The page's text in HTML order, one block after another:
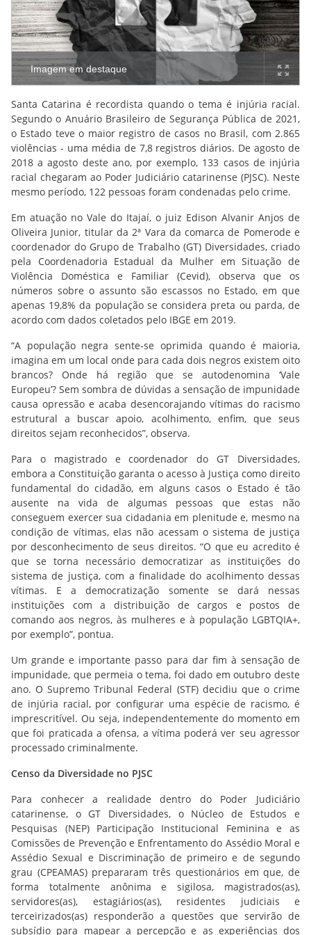
Imagem em destaque
Santa Catarina é recordista quando o tema é injúria racial.
Segundo o Anuário Brasileiro de Segurança Pública de 2021,
o Estado teve o maior registro de casos no Brasil, com 2.865
violências - uma média de 7,8 registros diários. De agosto de
2018 a agosto deste ano, por exemplo, 133 casos de injúria
racial chegaram ao Poder Judiciário catarinense (PJSC). Neste
mesmo período, 122 pessoas foram condenadas pelo crime.
Em atuação no Vale do Itajaí, o juiz Edison Alvanir Anjos de
Oliveira Junior, titular da 2ª Vara da comarca de Pomerode e
coordenador do Grupo de Trabalho (GT) Diversidades, criado
pela Coordenadoria Estadual da Mulher em Situação de
Violência Doméstica e Familiar (Cevid), observa que os
números sobre o assunto são escassos no Estado, em que
apenas 19,8% da população se considera preta ou parda, de
acordo com dados coletados pelo IBGE em 2019.
“A população negra sente-se oprimida quando é maioria,
imagina em um local onde para cada dois negros existem oito
brancos? Onde há região que se autodenomina ‘Vale
Europeu’? Sem sombra de dúvidas a sensação de impunidade
causa opressão e acaba desencorajando vítimas do racismo
estrutural a buscar apoio, acolhimento, enfim, que seus
direitos sejam reconhecidos”, observa.
Para o magistrado e coordenador do GT Diversidades,
embora a Constituição garanta o acesso à Justiça como direito
fundamental do cidadão, em alguns casos o Estado é tão
ausente na vida de algumas pessoas que estas não
conseguem exercer sua cidadania em plenitude e, mesmo na
condição de vítimas, elas não acessam o sistema de justiça
por desconhecimento de seus direitos. “O que eu acredito é
que se torna necessário democratizar as instituições do
sistema de justiça, com a finalidade do acolhimento dessas
vítimas. E a democratização somente se dará nessas
instituições com a distribuição de cargos e postos de
comando aos negros, às mulheres e à população LGBTQIA+,
por exemplo”, pontua.
Um grande e importante passo para dar fim à sensação de
impunidade, que permeia o tema, foi dado em outubro deste
ano. O Supremo Tribunal Federal (STF) decidiu que o crime
de injúria racial, por configurar uma espécie de racismo, é
imprescritível. Ou seja, independentemente do momento em
que foi praticada a ofensa, a vítima poderá ver seu agressor
processado criminalmente.​
Censo da Diversidade no PJSC
Para conhecer a realidade dentro do Poder Judiciário
catarinense, o GT Diversidades, o Núcleo de Estudos e
Pesquisas (NEP) Participação Institucional Feminina e as
Comissões de Prevenção e Enfrentamento do Assédio Moral e
Assédio Sexual e Discriminação de primeiro e de segundo
grau (CPEAMAS) prepararam três questionários em que, de
forma totalmente anônima e sigilosa, magistrados(as),
servidores(as), estagiários(as), residentes judiciais e
terceirizados(as) responderão a questões que servirão de
subsídio para mapear a percepção e as experiências dos